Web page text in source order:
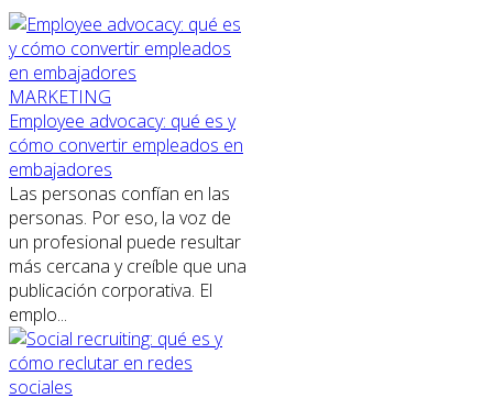
MARKETING
Employee advocacy: qué es y
cómo convertir empleados en
embajadores
Las personas confían en las
personas. Por eso, la voz de
un profesional puede resultar
más cercana y creíble que una
publicación corporativa. El
emplo...